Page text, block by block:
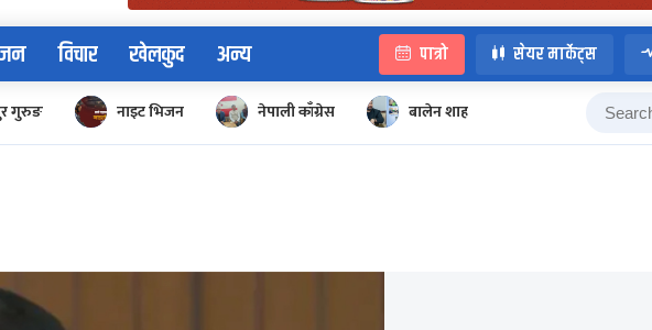
विचार खेलकुद अन्य पात्रो सेयर मार्केट्स
गुरुङ नाइट भिजन नेपाली काँग्रेस बालेन शाह